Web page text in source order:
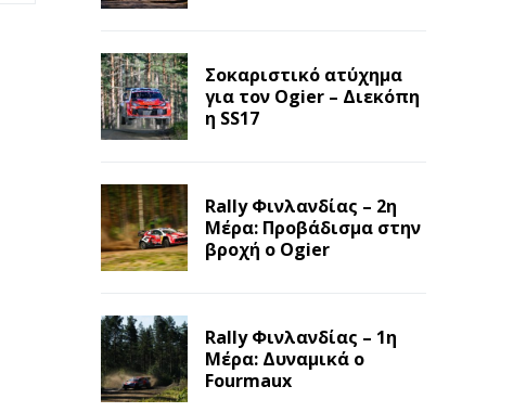
Σοκαριστικό ατύχημα
για τον Ogier – Διεκόπη
η SS17
Rally Φινλανδίας – 2η
Μέρα: Προβάδισμα στην
βροχή ο Ogier
Rally Φινλανδίας – 1η
Μέρα: Δυναμικά ο
Fourmaux